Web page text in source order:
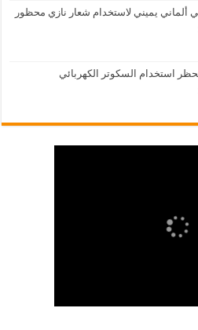
ألماني يميني لاستخدام شعار نازي محظور
تحظر استخدام السكوتر الكهربائي